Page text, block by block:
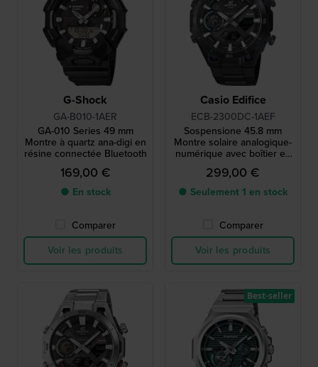
G-Shock
GA-B010-1AER
GA-010 Series 49 mm
Montre à quartz ana-digi en
résine connectée Bluetooth
169,00 €
● En stock
Comparer
Voir les produits
Casio Edifice
ECB-2300DC-1AEF
Sospensione 45.8 mm
Montre solaire analogique-
numérique avec boîtier en
carbone et Bluetooth
299,00 €
● Seulement 1 en stock
Comparer
Voir les produits
Best-seller